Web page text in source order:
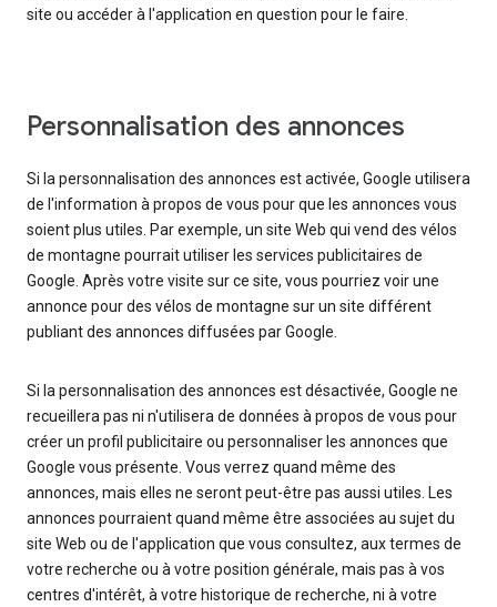
site ou accéder à l'application en question pour le faire.
Personnalisation des annonces
Si la personnalisation des annonces est activée, Google utilisera
de l'information à propos de vous pour que les annonces vous
soient plus utiles. Par exemple, un site Web qui vend des vélos
de montagne pourrait utiliser les services publicitaires de
Google. Après votre visite sur ce site, vous pourriez voir une
annonce pour des vélos de montagne sur un site différent
publiant des annonces diffusées par Google.
Si la personnalisation des annonces est désactivée, Google ne
recueillera pas ni n'utilisera de données à propos de vous pour
créer un profil publicitaire ou personnaliser les annonces que
Google vous présente. Vous verrez quand même des
annonces, mais elles ne seront peut-être pas aussi utiles. Les
annonces pourraient quand même être associées au sujet du
site Web ou de l'application que vous consultez, aux termes de
votre recherche ou à votre position générale, mais pas à vos
centres d'intérêt, à votre historique de recherche, ni à votre